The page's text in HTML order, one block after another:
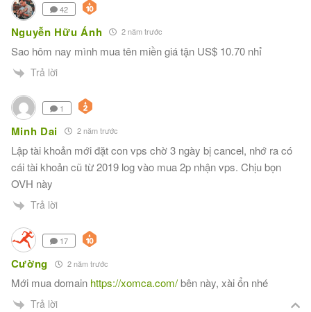
42
Nguyễn Hữu Ánh 2 năm trước
Sao hôm nay mình mua tên miền giá tận US$ 10.70 nhỉ
Trả lời
1
Minh Dai 2 năm trước
Lập tài khoản mới đặt con vps chờ 3 ngày bị cancel, nhớ ra có
cái tài khoản cũ từ 2019 log vào mua 2p nhận vps. Chịu bọn
OVH này
Trả lời
17
Cường 2 năm trước
Mới mua domain https://xomca.com/bên này, xài ổn nhé
Trả lời